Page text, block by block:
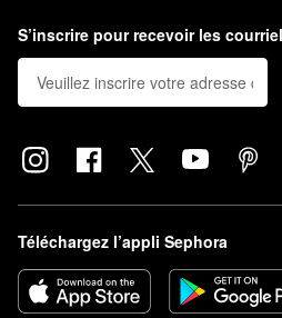
S’inscrire pour recevoir les
Téléchargez l’appli Sephora